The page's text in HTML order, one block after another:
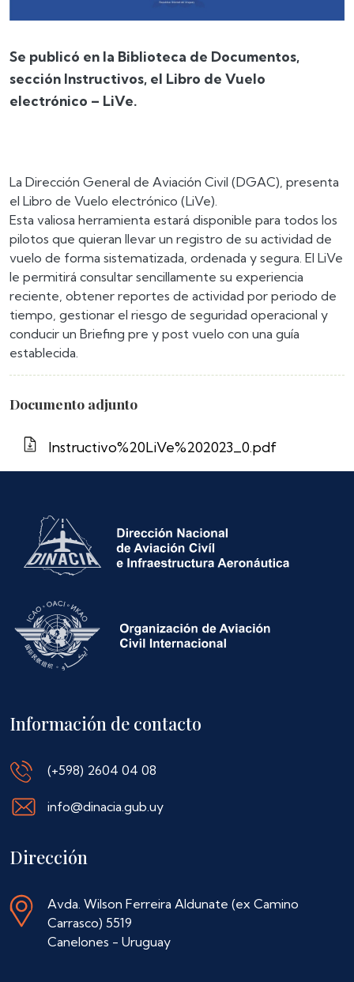
Se publicó en la Biblioteca de Documentos,
sección Instructivos, el Libro de Vuelo
electrónico – LiVe.
La Dirección General de Aviación Civil (DGAC), presenta
el Libro de Vuelo electrónico (LiVe).
Esta valiosa herramienta estará disponible para todos los
pilotos que quieran llevar un registro de su actividad de
vuelo de forma sistematizada, ordenada y segura. El LiVe
le permitirá consultar sencillamente su experiencia
reciente, obtener reportes de actividad por periodo de
tiempo, gestionar el riesgo de seguridad operacional y
conducir un Briefing pre y post vuelo con una guía
establecida.
Documento adjunto
Instructivo%20LiVe%202023_0.pdf
Información de contacto
(+598) 2604 04 08
info@dinacia.gub.uy
Dirección
Avda. Wilson Ferreira Aldunate (ex Camino
Carrasco) 5519
Canelones - Uruguay